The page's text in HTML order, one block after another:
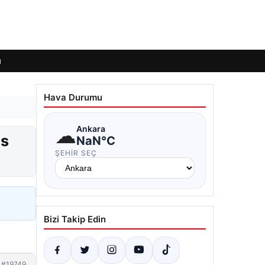
Hava Durumu
☁Ankara
NaN°C
ŞEHIR SEÇ
Bizi Takip Edin